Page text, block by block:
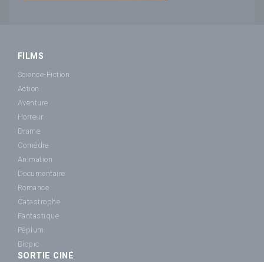
FILMS
Science-Fiction
Action
Aventure
Horreur
Drame
Comédie
Animation
Documentaire
Romance
Catastrophe
Fantastique
Péplum
Biopic
SORTIE CINÉ